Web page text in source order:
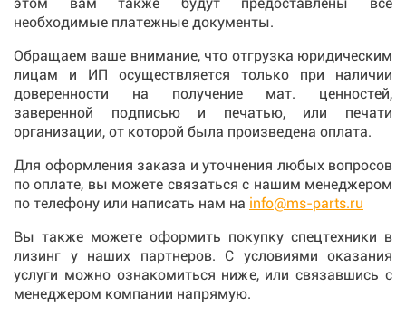
необходимые платежные документы.
Обращаем ваше внимание, что отгрузка юридическим
лицам и ИП осуществляется только при наличии
доверенности на получение мат. ценностей,
заверенной подписью и печатью, или печати
организации, от которой была произведена оплата.
Для оформления заказа и уточнения любых вопросов
по оплате, вы можете связаться с нашим менеджером
по телефону или написать нам на info@ms-parts.ru
Вы также можете оформить покупку спецтехники в
лизинг у наших партнеров. С условиями оказания
услуги можно ознакомиться ниже, или связавшись с
менеджером компании напрямую.